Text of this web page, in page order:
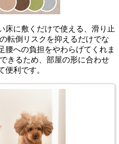
床に敷くだけで使える、滑り止
転倒リスクを抑えるだけでな
腰への負担をやわらげてくれま
きるため、部屋の形に合わせ
便利です。